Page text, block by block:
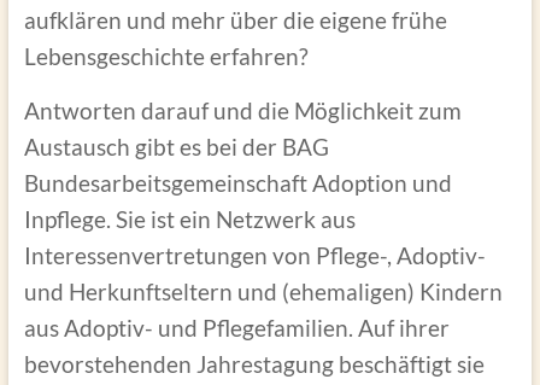
aufklären und mehr über die eigene frühe
Lebensgeschichte erfahren?
Antworten darauf und die Möglichkeit zum
Austausch gibt es bei der BAG
Bundesarbeitsgemeinschaft Adoption und
Inpflege. Sie ist ein Netzwerk aus
Interessenvertretungen von Pflege-, Adoptiv-
und Herkunftseltern und (ehemaligen) Kindern
aus Adoptiv- und Pflegefamilien. Auf ihrer
bevorstehenden Jahrestagung beschäftigt sie